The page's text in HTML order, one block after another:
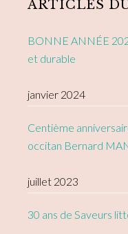
ARTICLES
BONNE ANNÉE
et durable
janvier 2024
Centième
occitan Bernard
juillet 2023
30 ans de Saveurs